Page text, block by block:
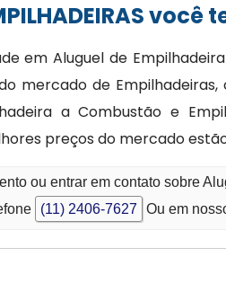
em Aluguel de
mercado de
a Combustão e
preços do mercado
ou entrar em contato sobre
(11) 2406-7627 Ou em